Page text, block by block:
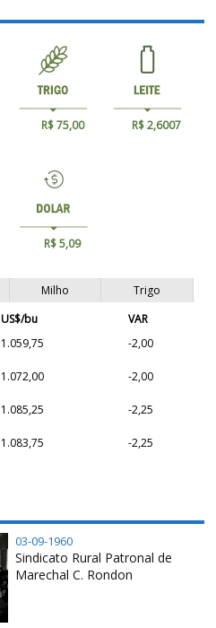
R$ 75,00 R$ 2,6007
R$ 5,09
Milho
Trigo
US$/bu
VAR
1.059,75 -2,00
1.072,00 -2,00
1.085,25 -2,25
1.083,75 -2,25
03-09-1960
Sindicato Rural Patronal de
Marechal C. Rondon